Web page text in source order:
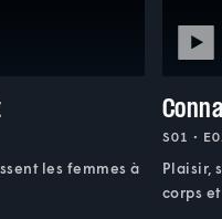
les femmes à
S01 •
Plaisir,
corps